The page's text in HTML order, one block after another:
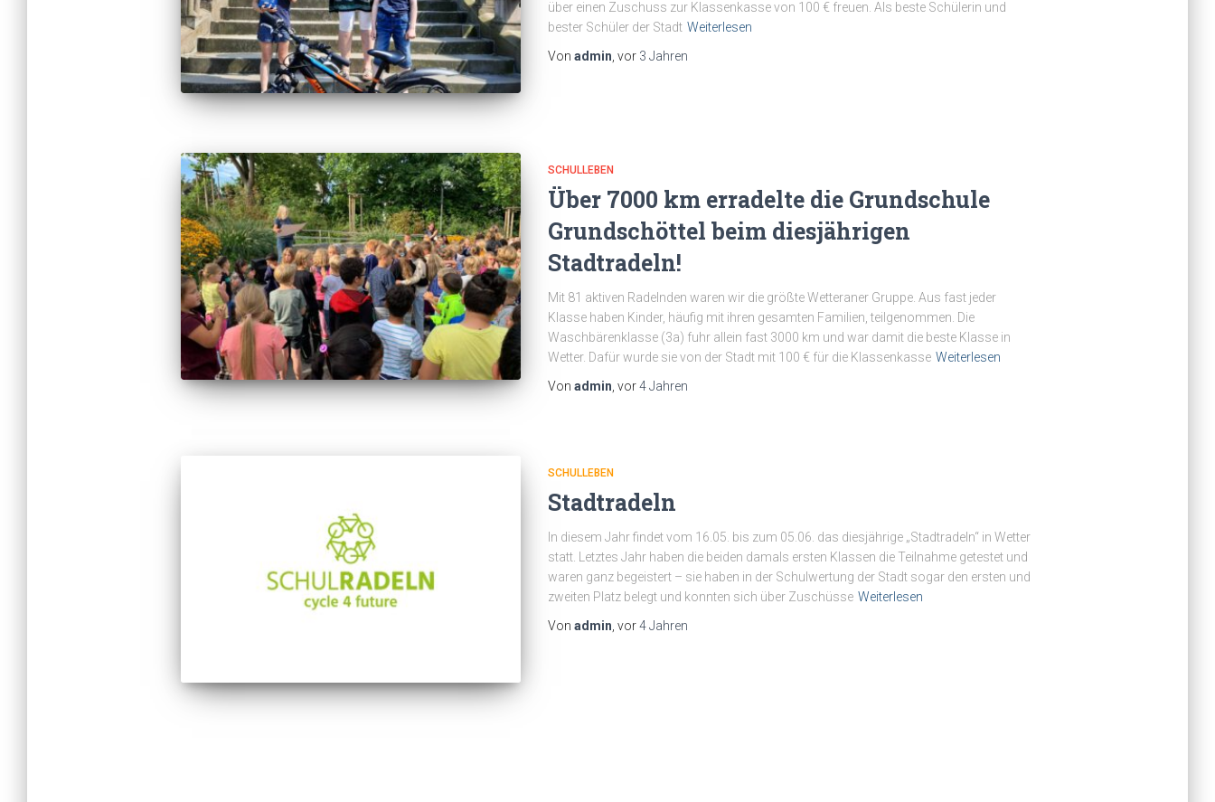
über einen Zuschuss zur Klassenkasse von 100 € freuen. Als beste Schülerin und
bester Schüler der Stadt Weiterlesen
Von admin , vor 3 Jahren
SCHULLEBEN
Über 7000 km erradelte die Grundschule
Grundschöttel beim diesjährigen
Stadtradeln!
Mit 81 aktiven Radelnden waren wir die größte Wetteraner Gruppe. Aus fast jeder
Klasse haben Kinder, häufig mit ihren gesamten Familien, teilgenommen. Die
Waschbärenklasse (3a) fuhr allein fast 3000 km und war damit die beste Klasse in
Wetter. Dafür wurde sie von der Stadt mit 100 € für die Klassenkasse Weiterlesen
Von admin , vor4 Jahren
SCHULLEBEN
Stadtradeln
In diesem Jahr findet vom 16.05. bis zum 05.06. das diesjährige „Stadtradeln“ in Wetter
statt. Letztes Jahr haben die beiden damals ersten Klassen die Teilnahme getestet und
waren ganz begeistert – sie haben in der Schulwertung der Stadt sogar den ersten und
zweiten Platz belegt und konnten sich über Zuschüsse Weiterlesen
Von admin , vor4 Jahren